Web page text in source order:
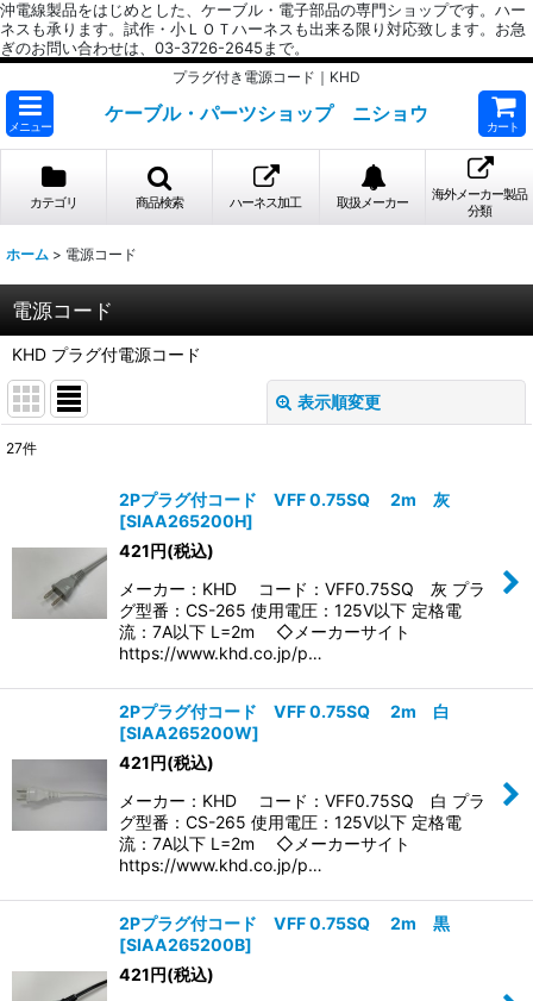
沖電線製品をはじめとした、ケーブル・電子部品の専門ショップです。ハー
ネスも承ります。試作・小ＬＯＴハーネスも出来る限り対応致します。お急
ぎのお問い合わせは、03-3726-2645まで。
プラグ付き電源コード｜KHD
メニュー
ケーブル・パーツショップ ニショウ
カート
カテゴリ 商品検索 ハーネス加工 取扱メーカー
海外メーカー製品
分類
ホーム > 電源コード
電源コード
KHD プラグ付電源コード
表示順変更
絞り込む
27件
2Pプラグ付コード VFF 0.75SQ 2m 灰
[SIAA265200H]
421円(税込)
メーカー：KHD コード：VFF0.75SQ 灰 プラ
グ型番：CS-265 使用電圧：125V以下 定格電
流：7A以下 L=2m ◇メーカーサイト
https://www.khd.co.jp/p…
2Pプラグ付コード VFF 0.75SQ 2m 白
[SIAA265200W]
421円(税込)
メーカー：KHD コード：VFF0.75SQ 白 プラ
グ型番：CS-265 使用電圧：125V以下 定格電
流：7A以下 L=2m ◇メーカーサイト
https://www.khd.co.jp/p…
2Pプラグ付コード VFF 0.75SQ 2m 黒
[SIAA265200B]
421円(税込)